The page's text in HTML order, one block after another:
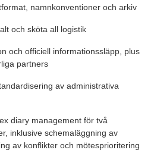
namnkonventioner och arkiv
och sköta all logistik
och officiell informationssläpp, plus
partners
av administrativa
diary management för två
inklusive schemaläggning av
av konflikter och mötesprioritering